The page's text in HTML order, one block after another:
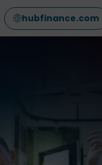
hubfinance.com